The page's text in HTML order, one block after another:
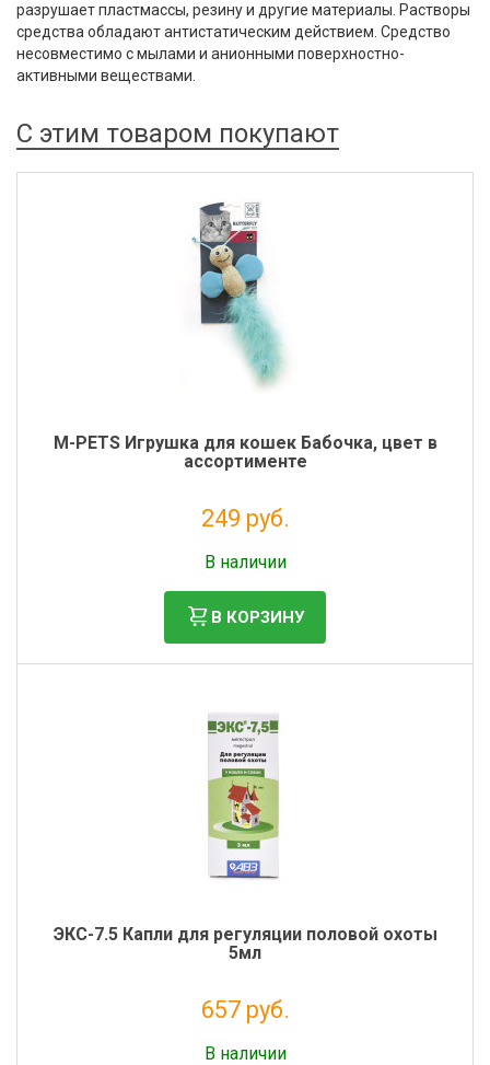
разрушает пластмассы, резину и другие материалы. Растворы
средства обладают антистатическим действием. Средство
несовместимо с мылами и анионными поверхностно-
активными веществами.
С этим товаром покупают
M-PETS Игрушка для кошек Бабочка, цвет в
ассортименте
249 руб.
В наличии
В КОРЗИНУ
ЭКС-7.5 Капли для регуляции половой охоты
5мл
657 руб.
В наличии